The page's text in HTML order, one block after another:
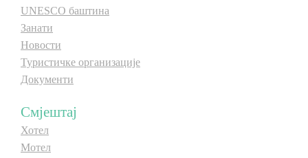
UNESCO баштина
Занати
Новости
Туристичке организације
Документи
Смјештај
Хотел
Мотел